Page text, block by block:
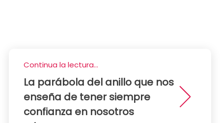
Continua la lectura...
La parábola del anillo que nos
enseña de tener siempre
confianza en nosotros